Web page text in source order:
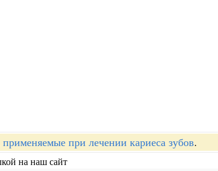
при лечении кариеса зубов.
на наш сайт